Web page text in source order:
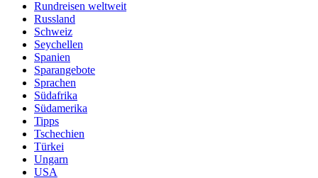
Rundreisen weltweit
Russland
Schweiz
Seychellen
Spanien
Sparangebote
Sprachen
Südafrika
Südamerika
Tipps
Tschechien
Türkei
Ungarn
USA